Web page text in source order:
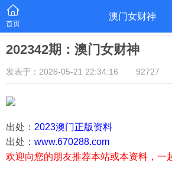
首页
澳门女财神
202342期：澳门女财神
发表于：2026-05-21 22:34:16 92727
出处： 2023澳门正版资料
出处： www.670288.com
欢迎向您的朋友推荐本站或本资料，一